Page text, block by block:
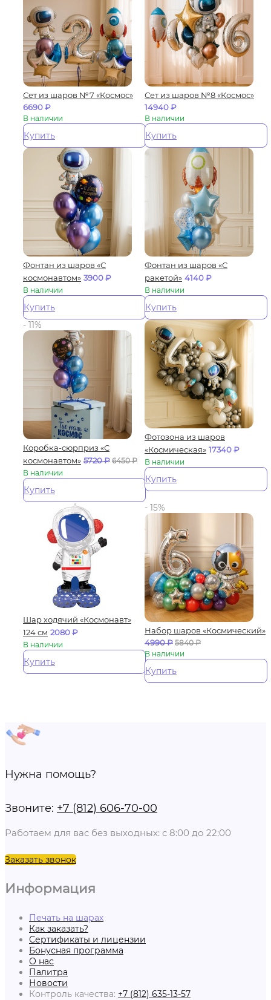
Сет из шаров №7 «Космос»
6690₽
В наличии
Купить
Сет из шаров №8 «Космос»
14940₽
В наличии
Купить
Фонтан из шаров «С
космонавтом» 3900₽
В наличии
Купить
Фонтан из шаров «С
ракетой» 4140₽
В наличии
Купить
- 11%
Коробка-сюрприз «С
космонавтом» 5720₽ 6450₽
В наличии
Купить
Фотозона из шаров
«Космическая» 17340₽
В наличии
Купить
Шар ходячий «Космонавт»
124 см 2080₽
В наличии
Купить
- 15%
Набор шаров «Космический»
4990₽ 5840₽
В наличии
Купить
Нужна помощь?
Звоните: +7 (812) 606-70-00
Работаем для вас без выходных: с 8:00 до 22:00
Заказать звонок
Информация
Печать на шарах
Как заказать?
Сертификаты и лицензии
Бонусная программа
О нас
Палитра
Новости
Контроль качества: +7 (812) 635-13-57